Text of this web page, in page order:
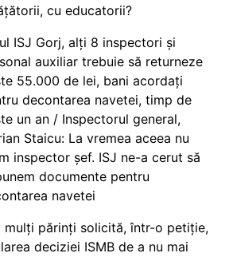
cu educatorii?
ISJ Gorj, alți 8 inspectori și
auxiliar trebuie să returneze
55.000 de lei, bani acordați
decontarea navetei, timp de
un an / Inspectorul general,
Staicu: La vremea aceea nu
inspector șef. ISJ ne-a cerut să
documente pentru
navetei
mulți părinți solicită, într-o petiție,
deciziei ISMB de a nu mai